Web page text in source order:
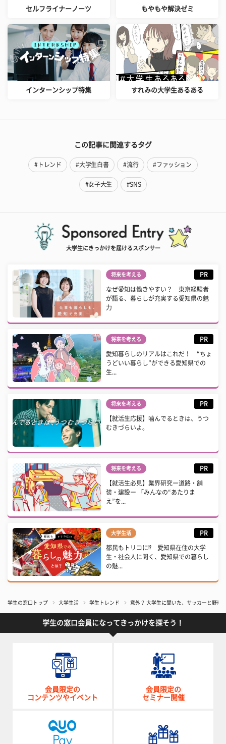
セルフライナーノーツ もやもや解決ゼミ
インターンシップ特集 すれみの大学生あるある
この記事に関連するタグ
#トレンド #大学生白書 #流行 #ファッション
#女子大生 #SNS
大学生にきっかけを届けるスポンサー
将来を考える PR
なぜ愛知は働きやすい？ 東京経験者
が語る、暮らしが充実する愛知県の魅
力
将来を考える PR
愛知暮らしのリアルはこれだ！ “ちょ
うどいい暮らし”ができる愛知県での
生...
将来を考える PR
【就活生応援】噛んでるときは、うつ
むきづらいよ。
将来を考える PR
【就活生必見】業界研究ー道路・舗
装・建設ー 「みんなの“あたりま
え”を...
大学生活 PR
都民もトリコに⁉ 愛知県在住の大学
生・社会人に聞く、愛知県での暮らし
の魅...
学生の窓口トップ 大学生活 学生トレンド 意外？ 大学生に聞いた、サッカーと野球
学生の窓口会員になってきっかけを探そう！
会員限定の
コンテンツやイベント
会員限定の
セミナー開催